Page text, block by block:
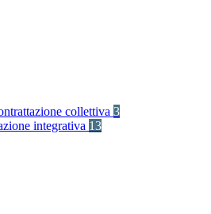
collettiva 3
integrativa 13